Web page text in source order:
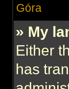
Góra
» My
Either
has